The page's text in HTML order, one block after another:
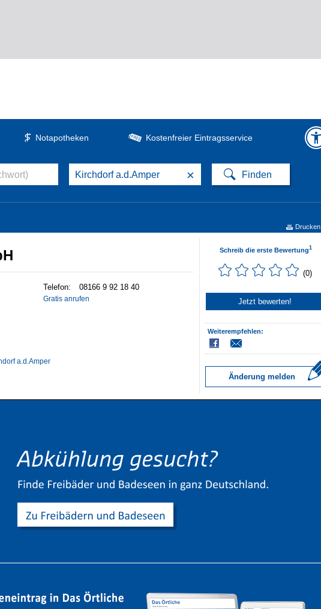
Notapotheken Kostenfreier Eintragsservice
×
Drucken
Telefon: 08166 9 92 18 40
Gratis anrufen
a.d.Amper
Schreib die erste Bewertung1
(0)
Jetzt bewerten!
Weiterempfehlen:
Änderung melden